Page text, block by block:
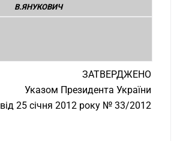
В.ЯНУКОВИЧ
ЗАТВЕРДЖЕНО
Указом Президента України
від 25 січня 2012 року № 33/2012